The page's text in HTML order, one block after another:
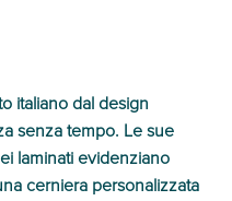
italiano dal design
senza tempo. Le sue
laminati evidenziano
cerniera personalizzata